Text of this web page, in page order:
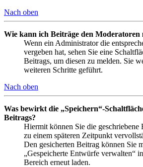
Nach oben
Wie kann ich Beiträge den Moderatoren
Wenn ein Administrator die
vergeben hat, sehen Sie eine
Beitrags, um diesen zu melden. Sie
weiteren Schritte geführt.
Nach oben
Was bewirkt die „Speichern“-
Beitrags?
Hiermit können Sie die geschriebene
zu einem späteren Zeitpunkt
Den gesicherten Beitrag können Sie
„Gespeicherte Entwürfe verwalten“
Bereich erneut laden.